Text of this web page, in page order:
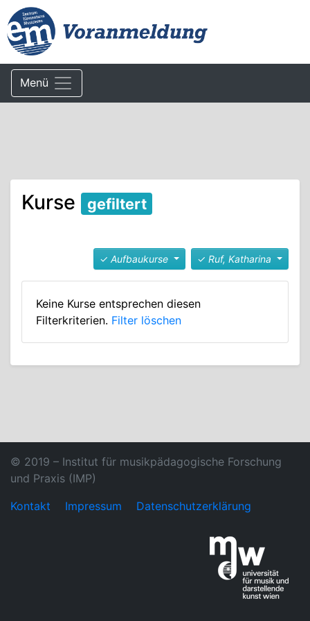
Menü
Kurse gefiltert
✓Aufbaukurse ✓Ruf, Katharina
Keine Kurse entsprechen diesen
Filterkriterien. Filter löschen
© 2019 – Institut für musikpädagogische Forschung
und Praxis (IMP)
Kontakt
Impressum Datenschutzerklärung